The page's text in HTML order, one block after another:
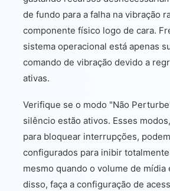
de fundo para a falha na vibração
componente físico logo de cara.
sistema operacional está apenas
comando de vibração devido a
ativas.
Verifique se o modo "Não
silêncio estão ativos. Esses
para bloquear interrupções,
configurados para inibir
mesmo quando o volume de mídia
disso, faça a configuração de